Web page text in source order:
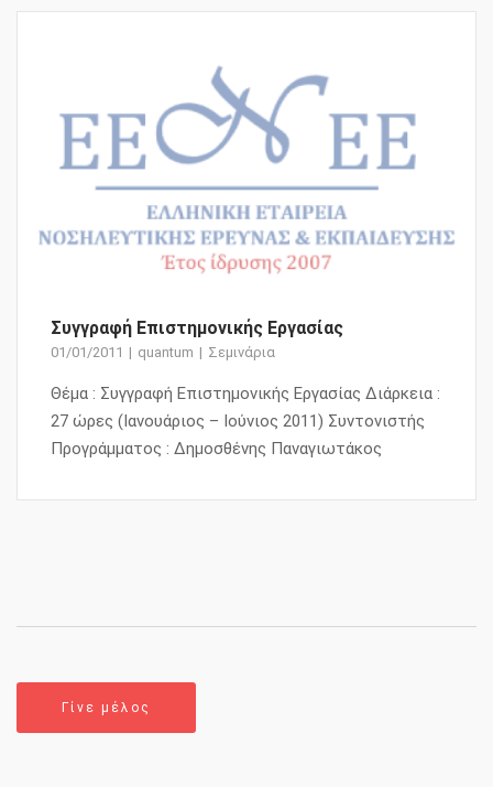
Συγγραφή Επιστημονικής Εργασίας
01/01/2011 quantum Σεμινάρια
Θέμα : Συγγραφή Επιστημονικής Εργασίας Διάρκεια :
27 ώρες (Ιανουάριος – Ιούνιος 2011) Συντονιστής
Προγράμματος : Δημοσθένης Παναγιωτάκος
Γίνε μέλος